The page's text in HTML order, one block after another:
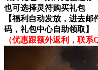
也可选择灵符购买礼包
【福利自动发放，进去
码，礼包中心自助领取】
（优惠跟额外返利，联系